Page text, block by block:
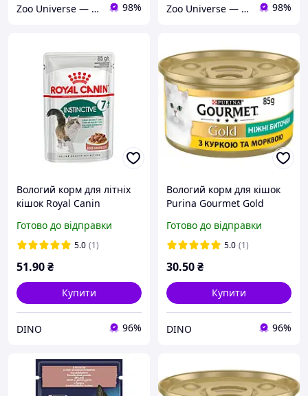
Zoo Universe — зоотовари для домашніх улюбленців 98% Zoo Universe — зоотовари для домашніх улюбленців 98%
Вологий корм для літніх
кішок Royal Canin
Готово до відправки
5.0 (1)
51.90₴
Купити
DINO 96%
Вологий корм для кішок
Purina Gourmet Gold
та морквою 85 г newyork
Готово до відправки
5.0 (1)
30.50₴
Купити
DINO 96%